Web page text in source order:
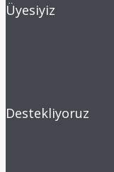
Üyesiyiz
Destekliyoruz